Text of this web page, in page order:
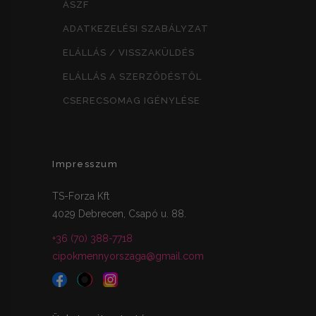
ÁSZF
ADATKEZELÉSI SZABÁLYZAT
ELÁLLÁS / VISSZAKÜLDÉS
ELÁLLÁS A SZERZŐDÉSTŐL
CSERECSOMAG IGÉNYLÉSE
Impresszum
TS-Forza Kft
4029 Debrecen, Csapó u. 88.
+36 (70) 388-7718
cipokmennyorszaga@gmail.com